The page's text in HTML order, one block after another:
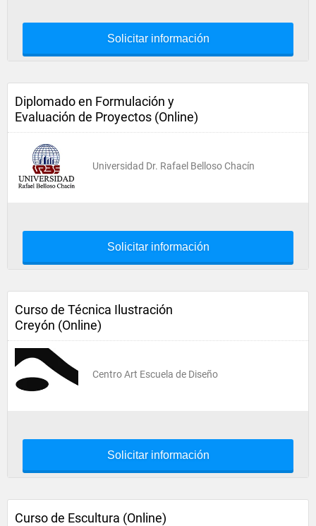
Solicitar información
Diplomado en Formulación y
Evaluación de Proyectos (Online)
Universidad Dr. Rafael Belloso Chacín
Solicitar información
Curso de Técnica Ilustración
Creyón (Online)
Centro Art Escuela de Diseño
Solicitar información
Curso de Escultura (Online)